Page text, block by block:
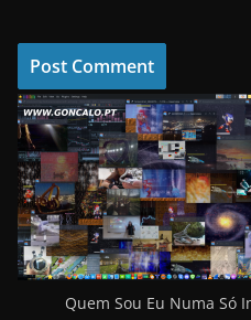
Quem Sou Eu Numa Só